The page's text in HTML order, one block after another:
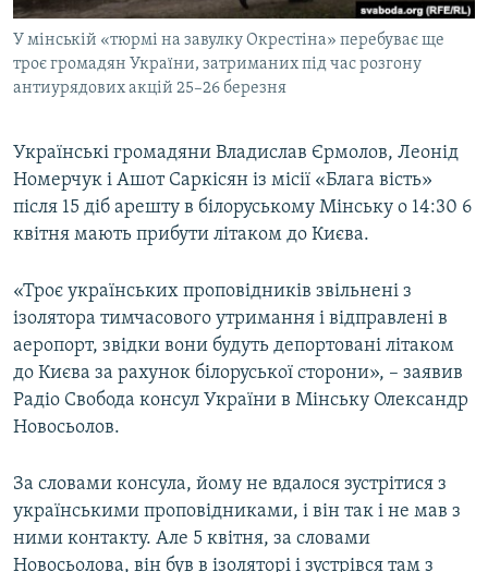
УКРАЇНСЬКА ПРОБЛЕМА КРИМУ
ІНФОГРАФІКА
ДОЛУЧАЙСЯ!
Усі сайти RFE/RL
У мінській «тюрмі на завулку Окрестіна» перебуває ще
троє громадян України, затриманих під час розгону
антиурядових акцій 25–26 березня
Українські громадяни Владислав Єрмолов, Леонід
Номерчук і Ашот Саркісян із місії «Блага вість»
після 15 діб арешту в білоруському Мінську о 14:30 6
квітня мають прибути літаком до Києва.
«Троє українських проповідників звільнені з
ізолятора тимчасового утримання і відправлені в
аеропорт, звідки вони будуть депортовані літаком
до Києва за рахунок білоруської сторони», – заявив
Радіо Свобода консул України в Мінську Олександр
Новосьолов.
За словами консула, йому не вдалося зустрітися з
українськими проповідниками, і він так і не мав з
ними контакту. Але 5 квітня, за словами
Новосьолова, він був в ізоляторі і зустрівся там з